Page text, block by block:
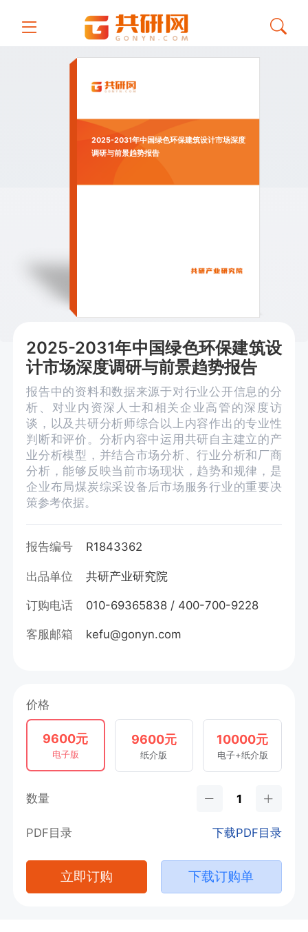
2025-2031年中国绿色环保建筑设计市场深度
调研与前景趋势报告
2025-2031年中国绿色环保建筑设
计市场深度调研与前景趋势报告
报告中的资料和数据来源于对行业公开信息的分
析、对业内资深人士和相关企业高管的深度访
谈，以及共研分析师综合以上内容作出的专业性
判断和评价。分析内容中运用共研自主建立的产
业分析模型，并结合市场分析、行业分析和厂商
分析，能够反映当前市场现状，趋势和规律，是
企业布局煤炭综采设备后市场服务行业的重要决
策参考依据。
报告编号 R1843362
出品单位 共研产业研究院
订购电话 010-69365838 / 400-700-9228
客服邮箱 kefu@gonyn.com
价格
9600元
电子版
9600元
纸介版
10000元
电子+纸介版
数量
PDF目录 下载PDF目录
立即订购 下载订购单